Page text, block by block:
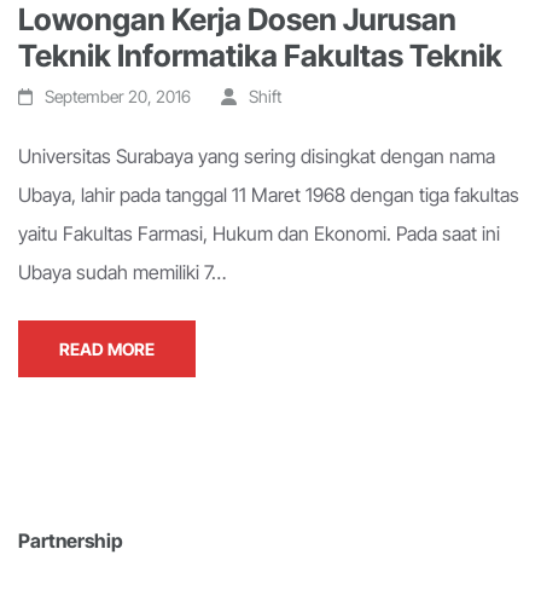
Lowongan Kerja Dosen Jurusan
Teknik Informatika Fakultas Teknik
September 20, 2016 Shift
Universitas Surabaya yang sering disingkat dengan nama
Ubaya, lahir pada tanggal 11 Maret 1968 dengan tiga fakultas
yaitu Fakultas Farmasi, Hukum dan Ekonomi. Pada saat ini
Ubaya sudah memiliki 7…
READ MORE
Partnership